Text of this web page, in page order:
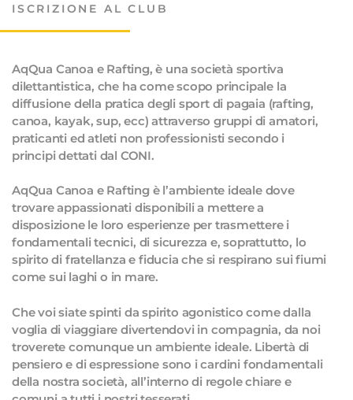
ISCRIZIONE AL CLUB
AqQua Canoa e Rafting, è una società sportiva
dilettantistica, che ha come scopo principale la
diffusione della pratica degli sport di pagaia (rafting,
canoa, kayak, sup, ecc) attraverso gruppi di amatori,
praticanti ed atleti non professionisti secondo i
principi dettati dal CONI.
AqQua Canoa e Rafting è l’ambiente ideale dove
trovare appassionati disponibili a mettere a
disposizione le loro esperienze per trasmettere i
fondamentali tecnici, di sicurezza e, soprattutto, lo
spirito di fratellanza e fiducia che si respirano sui fiumi
come sui laghi o in mare.
Che voi siate spinti da spirito agonistico come dalla
voglia di viaggiare divertendovi in compagnia, da noi
troverete comunque un ambiente ideale. Libertà di
pensiero e di espressione sono i cardini fondamentali
della nostra società, all’interno di regole chiare e